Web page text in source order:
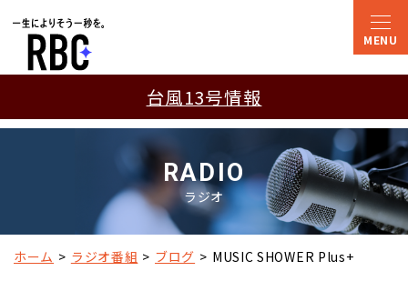
台風13号情報
RADIO
ラジオ
ホーム ラジオ番組 ブログ MUSIC SHOWER Plus+